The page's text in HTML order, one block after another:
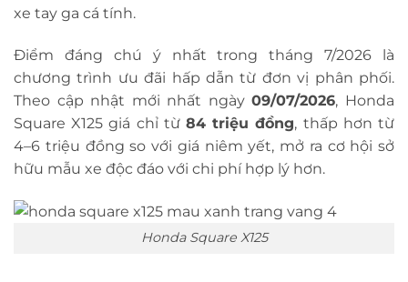
xe tay ga cá tính.
Điểm đáng chú ý nhất trong tháng 7/2026 là
chương trình ưu đãi hấp dẫn từ đơn vị phân phối.
Theo cập nhật mới nhất ngày09/07/2026, Honda
Square X125 giá chỉ từ 84 triệu đồng, thấp hơn từ
4–6 triệu đồng so với giá niêm yết, mở ra cơ hội sở
hữu mẫu xe độc đáo với chi phí hợp lý hơn.
Honda Square X125